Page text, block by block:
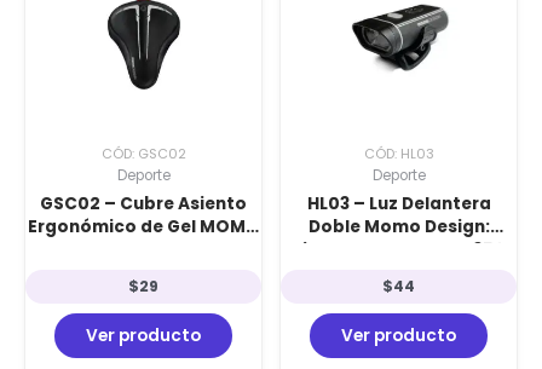
CÓD: GSC02
Deporte
GSC02 – Cubre Asiento
Ergonómico de Gel MOMO
$29
Ver producto
CÓD: HL03
Deporte
HL03 – Luz Delantera
Doble Momo Design:
Sistema Dual LED de 350
Alta Velocidad
$44
Ver producto